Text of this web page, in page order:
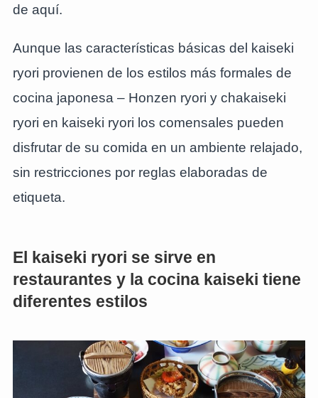
de aquí.
Aunque las características básicas del kaiseki
ryori provienen de los estilos más formales de
cocina japonesa – Honzen ryori y chakaiseki
ryori en kaiseki ryori los comensales pueden
disfrutar de su comida en un ambiente relajado,
sin restricciones por reglas elaboradas de
etiqueta.
El kaiseki ryori se sirve en
restaurantes y la cocina kaiseki tiene
diferentes estilos